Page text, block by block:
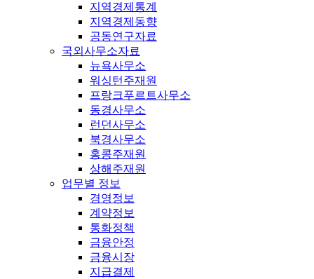
지역경제통계
지역경제동향
공동연구자료
국외사무소자료
뉴욕사무소
워싱턴주재원
프랑크푸르트사무소
동경사무소
런던사무소
북경사무소
홍콩주재원
상해주재원
업무별 정보
경영정보
계약정보
통화정책
금융안정
금융시장
지급결제